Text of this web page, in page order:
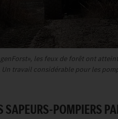
les feux de forêt ont
travail considérable pour les
SAPEURS-POMPIERS